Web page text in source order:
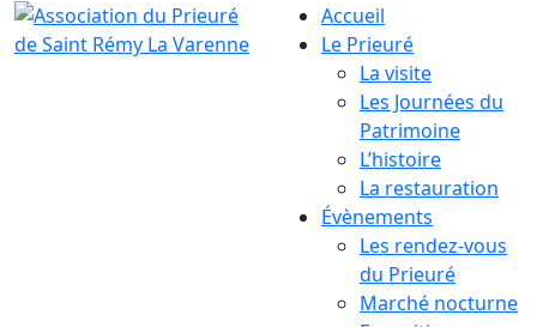
Accueil
Le Prieuré
La visite
Les Journées du
Patrimoine
L’histoire
La restauration
Évènements
Les rendez-vous
du Prieuré
Marché nocturne